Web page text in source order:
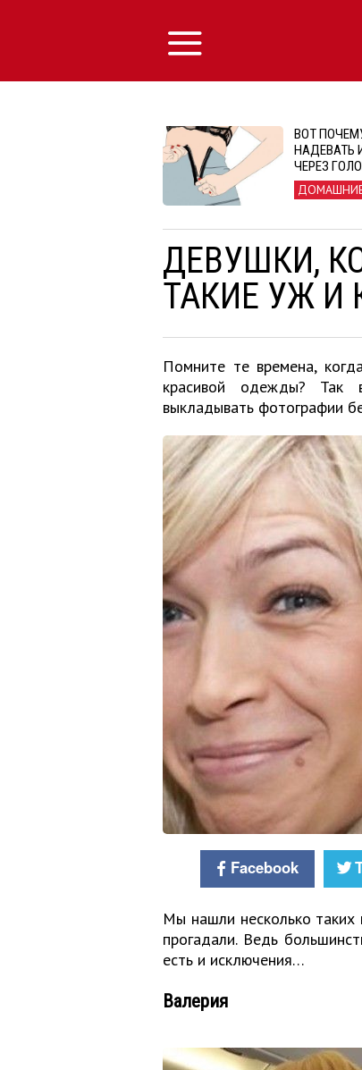
ВОТ
НАДЕВАТЬ
ЧЕРЕЗ
ДЕВУШКИ,
ТАКИЕ УЖ И
Помните те времена,
красивой одежды? Так
выкладывать фотографии
Facebook
Мы нашли несколько таких
прогадали. Ведь
есть и исключения…
Валерия